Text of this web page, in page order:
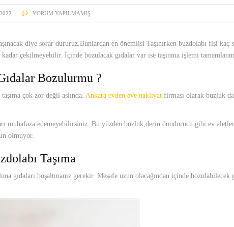
YORUM YAPILMAMIŞ
diye sorar dururuz.Bunlardan en önemlisi Taşınırken buzdolabı fişi
çekilmeyebilir. İçinde bozulacak gıdalar var ise taşınma işlemi
Bozulurmu ?
çok zor değil aslında. Ankara evden eve nakliyat firması olarak buzluk
muhafaza edemeyebilirsiniz. Bu yüzden buzluk,derin dondurucu gibi ev
olmuyor.
Taşıma
gıdaları boşaltmanız gerekir. Mesafe uzun olacağından içinde